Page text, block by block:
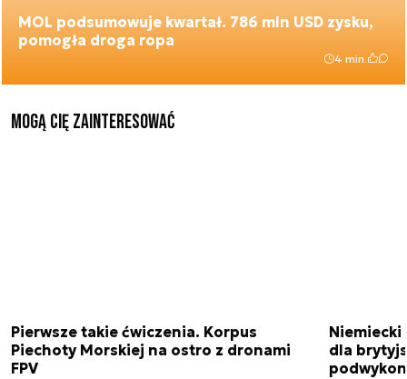
MOL podsumowuje kwartał. 786 mln USD zysku,
pomogła droga ropa
4 min.
Mogą Cię zainteresować
Pierwsze takie ćwiczenia. Korpus
Piechoty Morskiej na ostro z dronami
FPV
dla